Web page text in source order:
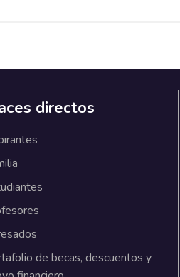
directos
de becas, descuentos y